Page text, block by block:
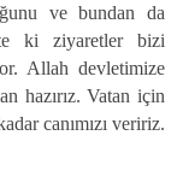
ve bundan da
ki ziyaretler bizi
Allah devletimize
hazırız. Vatan için
canımızı veririz.